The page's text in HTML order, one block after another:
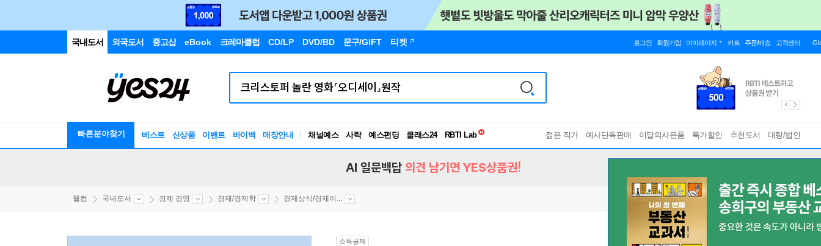
국내도서 외국도서 중고샵 eBook 크레마클럽 CD/LP DVD/BD 문구/GIFT 티켓 로그인 회원가입 마이페이지 카트 주문/배송 고객센터
빠른분야찾기 베스트 신상품 이벤트 바이백 매장안내 채널예스 사락 예스펀딩 클래스24
RBTI Lab
독서유형검사
젊은 작가 예사단독판매 이달의사은품 특가할인 추천도서 대량/법인
AI 일문백답 의견 남기면 YES상품권!
웰컴 국내도서 경제 경영 경제/경제학 경제상식/경제이...
소득공제